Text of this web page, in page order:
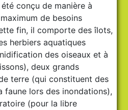
conçu de manière à
de besoins
fin, il comporte des îlots,
herbiers aquatiques
des oiseaux et à
deux grands
terre (qui constituent des
faune lors des inondations),
(pour la libre